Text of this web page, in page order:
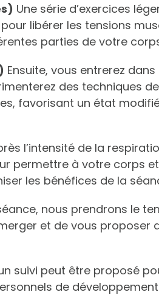
Une série d’exercices
libérer les tensions
parties de votre
Ensuite, vous entrerez
des techniques
favorisant un état
l’intensité de la
permettre à votre corps
les bénéfices de la
nous prendrons le
et de vous
suivi peut être proposé
de